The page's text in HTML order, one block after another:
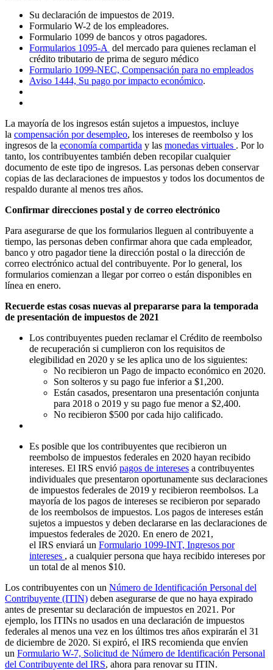
Su declaración de impuestos de 2019.
Formulario W-2 de los empleadores.
Formulario 1099 de bancos y otros pagadores.
Formularios 1095-A del mercado para quienes reclaman el
crédito tributario de prima de seguro médico
Formulario 1099-NEC, Compensación para no empleados
Aviso 1444, Su pago por impacto económico.
La mayoría de los ingresos están sujetos a impuestos, incluye
la compensación por desempleo, los intereses de reembolso y los
ingresos de la economía compartida y las monedas virtuales . Por lo
tanto, los contribuyentes también deben recopilar cualquier
documento de este tipo de ingresos. Las personas deben conservar
copias de las declaraciones de impuestos y todos los documentos de
respaldo durante al menos tres años.
Confirmar direcciones postal y de correo electrónico
Para asegurarse de que los formularios lleguen al contribuyente a
tiempo, las personas deben confirmar ahora que cada empleador,
banco y otro pagador tiene la dirección postal o la dirección de
correo electrónico actual del contribuyente. Por lo general, los
formularios comienzan a llegar por correo o están disponibles en
línea en enero.
Recuerde estas cosas nuevas al prepararse para la temporada
de presentación de impuestos de 2021
Los contribuyentes pueden reclamar el Crédito de reembolso
de recuperación si cumplieron con los requisitos de
elegibilidad en 2020 y se les aplica uno de los siguientes:
No recibieron un Pago de impacto económico en 2020.
Son solteros y su pago fue inferior a $1,200.
Están casados, presentaron una presentación conjunta
para 2018 o 2019 y su pago fue menor a $2,400.
No recibieron $500 por cada hijo calificado.
Es posible que los contribuyentes que recibieron un
reembolso de impuestos federales en 2020 hayan recibido
intereses. El IRS envió pagos de intereses a contribuyentes
individuales que presentaron oportunamente sus declaraciones
de impuestos federales de 2019 y recibieron reembolsos. La
mayoría de los pagos de intereses se recibieron por separado
de los reembolsos de impuestos. Los pagos de intereses están
sujetos a impuestos y deben declararse en las declaraciones de
impuestos federales de 2020. En enero de 2021,
el IRS enviará un Formulario 1099-INT, Ingresos por
intereses , a cualquier persona que haya recibido intereses por
un total de al menos $10.
Los contribuyentes con un Número de Identificación Personal del
Contribuyente (ITIN) deben asegurarse de que no haya expirado
antes de presentar su declaración de impuestos en 2021. Por
ejemplo, los ITINs no usados en una declaración de impuestos
federales al menos una vez en los últimos tres años expirarán el 31
de diciembre de 2020. Si expiró, el IRS recomienda que envíen
un Formulario W-7, Solicitud de Número de Identificación Personal
del Contribuyente del IRS, ahora para renovar su ITIN.